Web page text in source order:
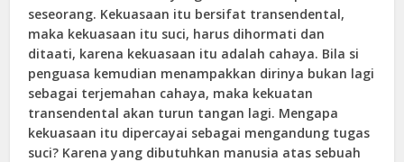
seseorang. Kekuasaan itu bersifat transendental,
maka kekuasaan itu suci, harus dihormati dan
ditaati, karena kekuasaan itu adalah cahaya. Bila si
penguasa kemudian menampakkan dirinya bukan lagi
sebagai terjemahan cahaya, maka kekuatan
transendental akan turun tangan lagi. Mengapa
kekuasaan itu dipercayai sebagai mengandung tugas
suci? Karena yang dibutuhkan manusia atas sebuah